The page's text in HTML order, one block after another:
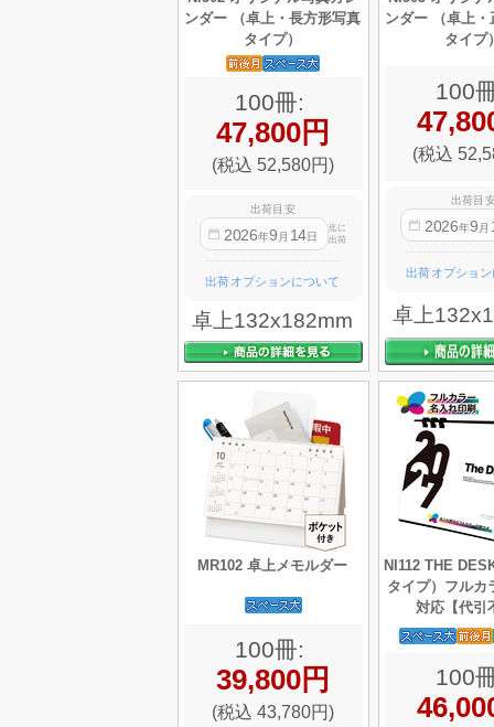
ンダー （卓上・長方形写真
タイプ）
100冊:
47,800円
(税込 52,580円)
出荷目安
2026年9 月 14日
迄に
出荷
出荷オプションについて
卓上132x182mm
ンダー （卓上
タイプ
100
(税込
出荷目
2026年9 月
出荷オプショ
卓上
MR102 卓上メモルダー
100冊:
39,800円
(税込 43,780円)
NI112 THE
タイプ）フルカ
対応【代引
100